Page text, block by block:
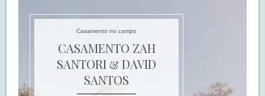
Casamento no campo
CASAMENTO ZAH
SANTORI & DAVID
SANTOS